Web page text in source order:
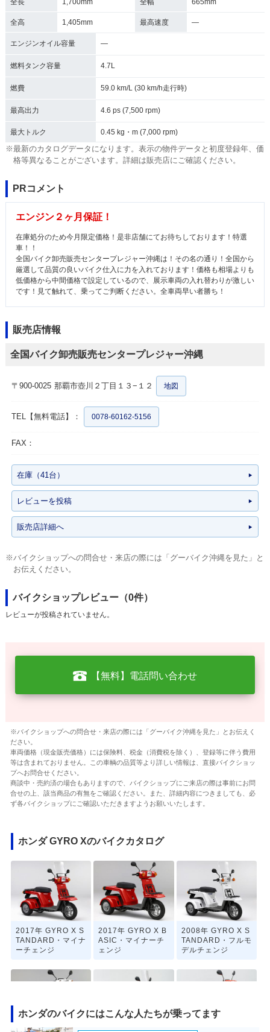
全長 1,700mm 全幅 665mm
全高 1,405mm 最高速度 ―
エンジンオイル容量 ―
燃料タンク容量 4.7L
燃費 59.0 km/L (30 km/h走行時)
最高出力 4.6 ps (7,500 rpm)
最大トルク 0.45 kg・m (7,000 rpm)
※最新のカタログデータになります。表示の物件データと初度登録年、価
格等異なることがございます。詳細は販売店にご確認ください。
PRコメント
エンジン２ヶ月保証！
在庫処分のため今月限定価格！是非店舗にてお待ちしております！特選
車！！
全国バイク卸売販売センタープレジャー沖縄は！その名の通り！全国から
厳選して品質の良いバイク仕入に力を入れております！価格も相場よりも
低価格から中間価格で設定しているので、展示車両の入れ替わりが激しい
です！見て触れて、乗ってご判断ください。全車両早い者勝ち！
販売店情報
全国バイク卸売販売センタープレジャー沖縄
〒900-0025 那覇市壺川２丁目１３−１２ 地図
TEL【無料電話】： 0078-60162-5156
FAX：
在庫（41台）
レビューを投稿
販売店詳細へ
※バイクショップへの問合せ・来店の際には「グーバイク沖縄を見た」と
お伝えください。
バイクショップレビュー（0件）
レビューが投稿されていません。
【無料】電話問い合わせ
※バイクショップへの問合せ・来店の際には「グーバイク沖縄を見た」とお伝えく
ださい。
車両価格（現金販売価格）には保険料、税金（消費税を除く）、登録等に伴う費用
等は含まれておりません。この車輌の品質等より詳しい情報は、直接バイクショッ
プへお問合せください。
商談中・売約済の場合もありますので、バイクショップにご来店の際は事前にお問
合せの上、該当商品の有無をご確認ください。また、詳細内容につきましても、必
ず各バイクショップにご確認いただきますようお願いいたします。
ホンダ GYRO Xのバイクカタログ
2017年 GYRO X S
TANDARD・マイナ
ーチェンジ
2017年 GYRO X B
ASIC・マイナーチ
ェンジ
2008年 GYRO X S
TANDARD・フルモ
デルチェンジ
ホンダのバイクにはこんな人たちが乗ってます